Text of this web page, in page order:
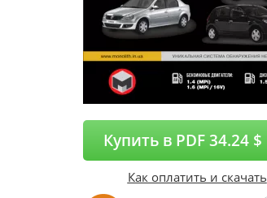
Купить в PDF 34.24 $
Как оплатить и скачать